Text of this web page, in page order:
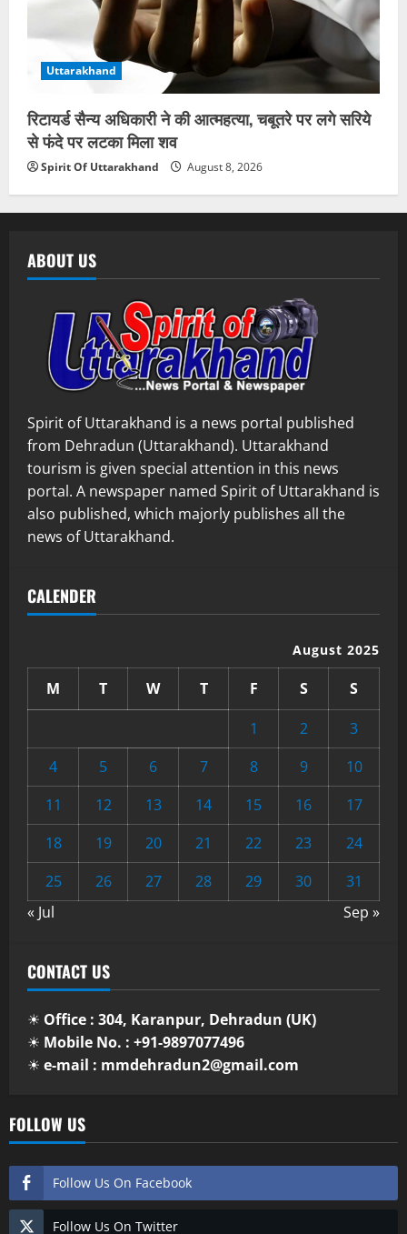
Uttarakhand
रिटायर्ड सैन्य अधिकारी ने की आत्महत्या, चबूतरे पर लगे सरिये
से फंदे पर लटका मिला शव
Spirit Of Uttarakhand August 8, 2026
ABOUT US
Spirit of Uttarakhand is a news portal published
from Dehradun (Uttarakhand). Uttarakhand
tourism is given special attention in this news
portal. A newspaper named Spirit of Uttarakhand is
also published, which majorly publishes all the
news of Uttarakhand.
CALENDER
August 2025
M T W T F S
S
1
2
3
4
5 6 7 8 9
10
11
12 13 14 15 16
17
18
19 20 21 22 23
24
25
26 27 28 29 30
31
« Jul
Sep »
CONTACT US
☀ Office : 304, Karanpur, Dehradun (UK)
☀ Mobile No. : +91-9897077496
☀ e-mail : mmdehradun2@gmail.com
FOLLOW US
Follow Us On Facebook
Follow Us On Twitter